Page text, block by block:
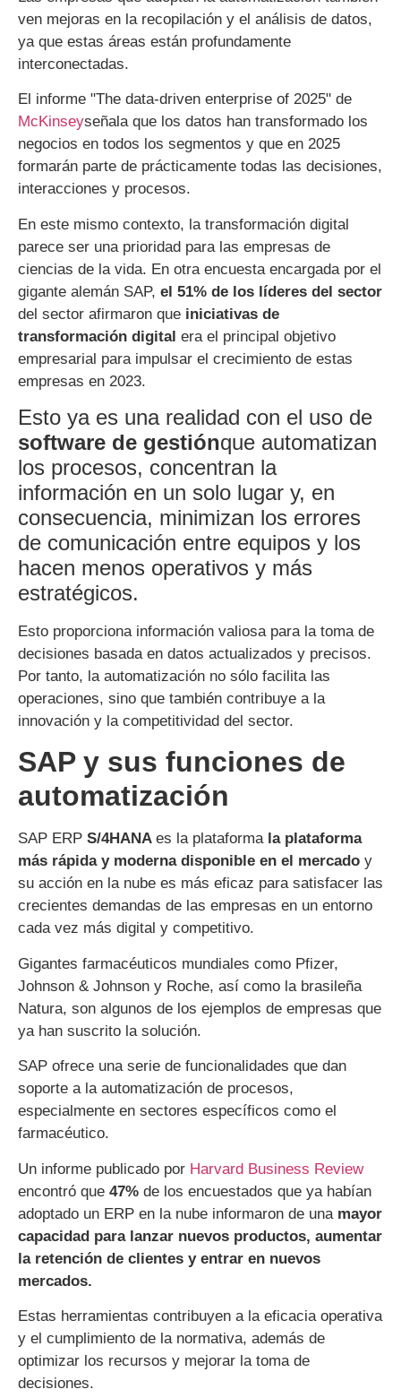
ven mejoras en la recopilación y el análisis de datos,
ya que estas áreas están profundamente
interconectadas.
El informe "The data-driven enterprise of 2025" de
McKinseyseñala que los datos han transformado los
negocios en todos los segmentos y que en 2025
formarán parte de prácticamente todas las decisiones,
interacciones y procesos.
En este mismo contexto, la transformación digital
parece ser una prioridad para las empresas de
ciencias de la vida. En otra encuesta encargada por el
gigante alemán SAP, el 51% de los líderes del sector
del sector afirmaron que iniciativas de
transformación digital era el principal objetivo
empresarial para impulsar el crecimiento de estas
empresas en 2023.
Esto ya es una realidad con el uso de
software de gestiónque automatizan
los procesos, concentran la
información en un solo lugar y, en
consecuencia, minimizan los errores
de comunicación entre equipos y los
hacen menos operativos y más
estratégicos.
Esto proporciona información valiosa para la toma de
decisiones basada en datos actualizados y precisos.
Por tanto, la automatización no sólo facilita las
operaciones, sino que también contribuye a la
innovación y la competitividad del sector.
SAP y sus funciones de
automatización
SAP ERP S/4HANA es la plataforma la plataforma
más rápida y moderna disponible en el mercado y
su acción en la nube es más eficaz para satisfacer las
crecientes demandas de las empresas en un entorno
cada vez más digital y competitivo.
Gigantes farmacéuticos mundiales como Pfizer,
Johnson & Johnson y Roche, así como la brasileña
Natura, son algunos de los ejemplos de empresas que
ya han suscrito la solución.
SAP ofrece una serie de funcionalidades que dan
soporte a la automatización de procesos,
especialmente en sectores específicos como el
farmacéutico.
Un informe publicado por Harvard Business Review
encontró que 47% de los encuestados que ya habían
adoptado un ERP en la nube informaron de una mayor
capacidad para lanzar nuevos productos, aumentar
la retención de clientes y entrar en nuevos
mercados.
Estas herramientas contribuyen a la eficacia operativa
y el cumplimiento de la normativa, además de
optimizar los recursos y mejorar la toma de
decisiones.